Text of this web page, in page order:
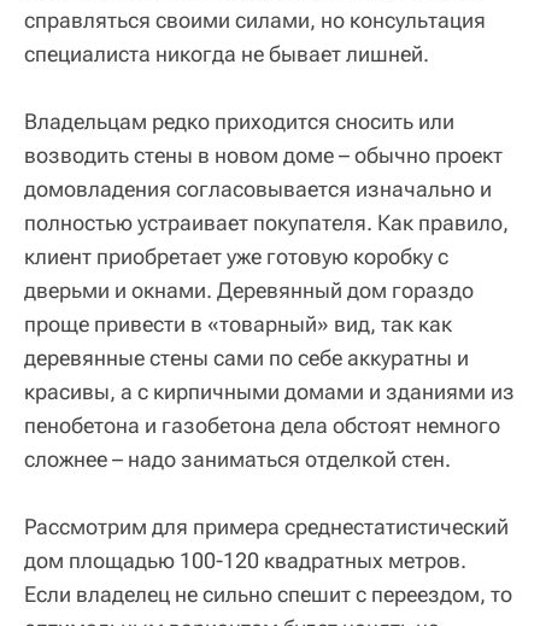
справляться своими силами, но консультация
специалиста никогда не бывает лишней.
Владельцам редко приходится сносить или
возводить стены в новом доме – обычно проект
домовладения согласовывается изначально и
полностью устраивает покупателя. Как правило,
клиент приобретает уже готовую коробку с
дверьми и окнами. Деревянный дом гораздо
проще привести в «товарный» вид, так как
деревянные стены сами по себе аккуратны и
красивы, а с кирпичными домами и зданиями из
пенобетона и газобетона дела обстоят немного
сложнее – надо заниматься отделкой стен.
Рассмотрим для примера среднестатистический
дом площадью 100-120 квадратных метров.
Если владелец не сильно спешит с переездом, то